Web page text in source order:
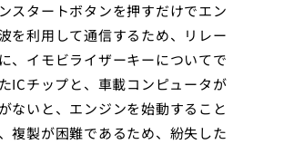
スタートボタンを押すだけでエン
を利用して通信するため、リレー
、イモビライザーキーについてで
ICチップと、車載コンピュータが
ないと、エンジンを始動すること
複製が困難であるため、紛失した